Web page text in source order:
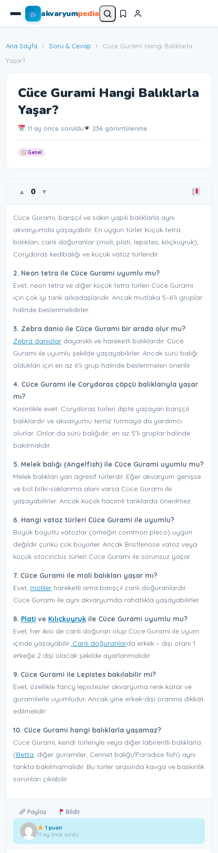
akvaryumpedia
Ana Sayfa › Soru & Cevap ›
Cüce Gurami Hangi Balıklarla
Yaşar?
Cüce Gurami Hangi Balıklarla
Yaşar?
11 ay önce soruldu 236 görüntülenme
Genel
▲ 0 ▼
Cüce Gurami, barışçıl ve sakin yapılı balıklarla aynı
akvaryumda yaşayabilir. En uygun türler küçük tetra
balıkları, canlı doğuranlar (moli, plati, lepistes, kılıçkuyruk),
Corydoras kedibalığı ve küçük vatoz türleridir.
2. Neon tetra ile Cüce Gurami uyumlu mu?
Evet, neon tetra ve diğer küçük tetra türleri Cüce Gurami
için çok iyi tank arkadaşlarıdır. Ancak mutlaka 5–6’lı gruplar
halinde beslenmelidirler.
3. Zebra danio ile Cüce Gurami bir arada olur mu?
Zebra daniolar dayanıklı ve hareketli balıklardır. Cüce
Gurami ile uyumlu şekilde yaşayabilirler. Ancak sürü balığı
oldukları için en az 6’lı grup halinde beslenmeleri önerilir.
4. Cüce Gurami ile Corydoras çöpçü balıklarıyla yaşar
mı?
Kesinlikle evet. Corydoras türleri dipte yaşayan barışçıl
balıklardır ve akvaryumu temiz tutmaya da yardımcı
olurlar. Onlar da sürü balığıdır, en az 5’li gruplar halinde
bakılmalıdır.
5. Melek balığı (Angelfish) ile Cüce Gurami uyumlu mu?
Melek balıkları yarı agresif türlerdir. Eğer akvaryum genişse
ve bol bitki-saklanma alanı varsa Cüce Gurami ile
yaşayabilirler. Ancak küçük hacimli tanklarda önerilmez.
6. Hangi vatoz türleri Cüce Gurami ile uyumlu?
Büyük boyutlu vatozlar (örneğin common pleco) uygun
değildir çünkü çok büyürler. Ancak Bristlenose vatoz veya
küçük otocinclus türleri Cüce Gurami ile sorunsuz yaşar.
7. Cüce Gurami ile moli balıkları yaşar mı?
Evet, moliler hareketli ama barışçıl canlı doğuranlardır.
Cüce Gurami ile aynı akvaryumda rahatlıkla yaşayabilirler.
8. Plati ve Kılıçkuyruk ile Cüce Gurami uyumlu mu?
Evet, her ikisi de canlı doğuran olup Cüce Gurami ile uyum
içinde yaşayabilir. Canlı doğuranlarda erkek – dişi oranı 1
erkeğe 2 dişi olacak şekilde ayarlanmalıdır.
9. Cüce Gurami ile Lepistes bakılabilir mi?
Evet, özellikle fancy lepistesler akvaryuma renk katar ve
guramilerle uyumludur. Ancak yine erkek-dişi oranına dikkat
edilmelidir.
10. Cüce Gurami hangi balıklarla yaşamaz?
Cüce Gurami, kendi türleriyle veya diğer labirentli balıklarla
(Betta, diğer guramiler, Cennet balığı/Paradise fish) aynı
tankta bakılmamalıdır. Bu türler arasında kavga ve baskınlık
sorunları çıkabilir.
Paylaş Bildir
1 puan
11 ay önce sordu